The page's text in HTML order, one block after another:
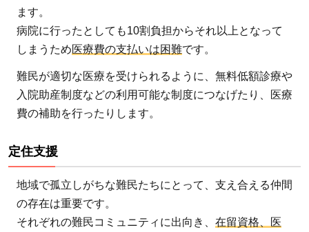
ます。
病院に行ったとしても10割負担からそれ以上となって
しまうため医療費の支払いは困難です。
難民が適切な医療を受けられるように、無料低額診療や
入院助産制度などの利用可能な制度につなげたり、医療
費の補助を行ったりします。
定住支援
地域で孤立しがちな難民たちにとって、支え合える仲間
の存在は重要です。
それぞれの難民コミュニティに出向き、 在留資格、医